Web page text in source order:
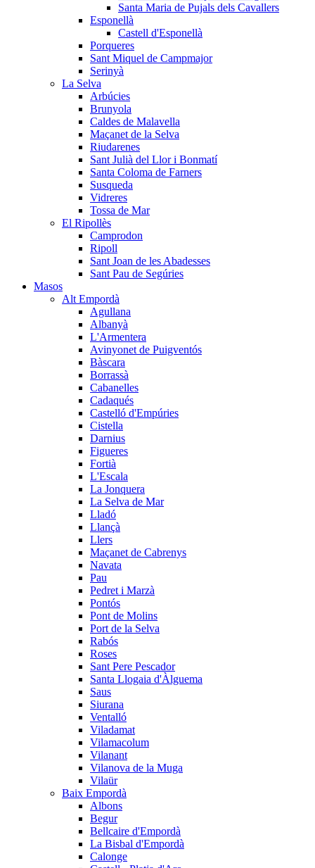
Santa Maria de Pujals dels Cavallers
Esponellà
Castell d'Esponellà
Porqueres
Sant Miquel de Campmajor
Serinyà
La Selva
Arbúcies
Brunyola
Caldes de Malavella
Maçanet de la Selva
Riudarenes
Sant Julià del Llor i Bonmatí
Santa Coloma de Farners
Susqueda
Vidreres
Tossa de Mar
El Ripollès
Camprodon
Ripoll
Sant Joan de les Abadesses
Sant Pau de Segúries
Masos
Alt Empordà
Agullana
Albanyà
L'Armentera
Avinyonet de Puigventós
Bàscara
Borrassà
Cabanelles
Cadaqués
Castelló d'Empúries
Cistella
Darnius
Figueres
Fortià
L'Escala
La Jonquera
La Selva de Mar
Lladó
Llançà
Llers
Maçanet de Cabrenys
Navata
Pau
Pedret i Marzà
Pontós
Pont de Molins
Port de la Selva
Rabós
Roses
Sant Pere Pescador
Santa Llogaia d'Àlguema
Saus
Siurana
Ventalló
Viladamat
Vilamacolum
Vilanant
Vilanova de la Muga
Vilaür
Baix Empordà
Albons
Begur
Bellcaire d'Empordà
La Bisbal d'Empordà
Calonge